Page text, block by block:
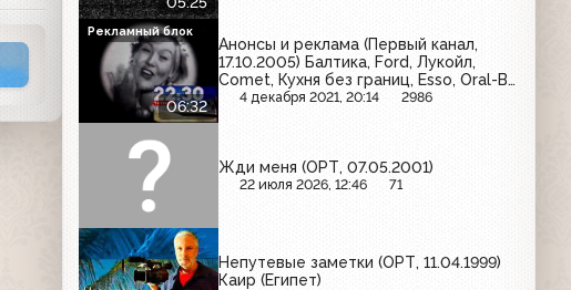
06:32
Анонсы и реклама (Первый канал,
17.10.2005) Балтика, Ford, Лукойл,
Comet, Кухня без границ, Esso, Oral-B,
Мегафон, Ременс, Grand, Невское,
4 декабря 2021, 20:14 2986
Рекламный блок
Жди меня (ОРТ, 07.05.2001)
22 июля 2026, 12:46 71
Непутевые заметки (ОРТ, 11.04.1999)
Каир (Египет)